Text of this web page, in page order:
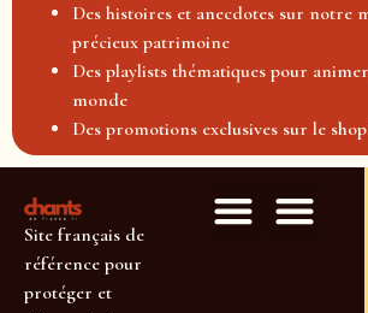
Des histoires et anecdotes sur notre
précieux patrimoine
Des playlists thématiques pour
monde
Des promotions exclusives sur le
Site français de
référence pour
protéger et